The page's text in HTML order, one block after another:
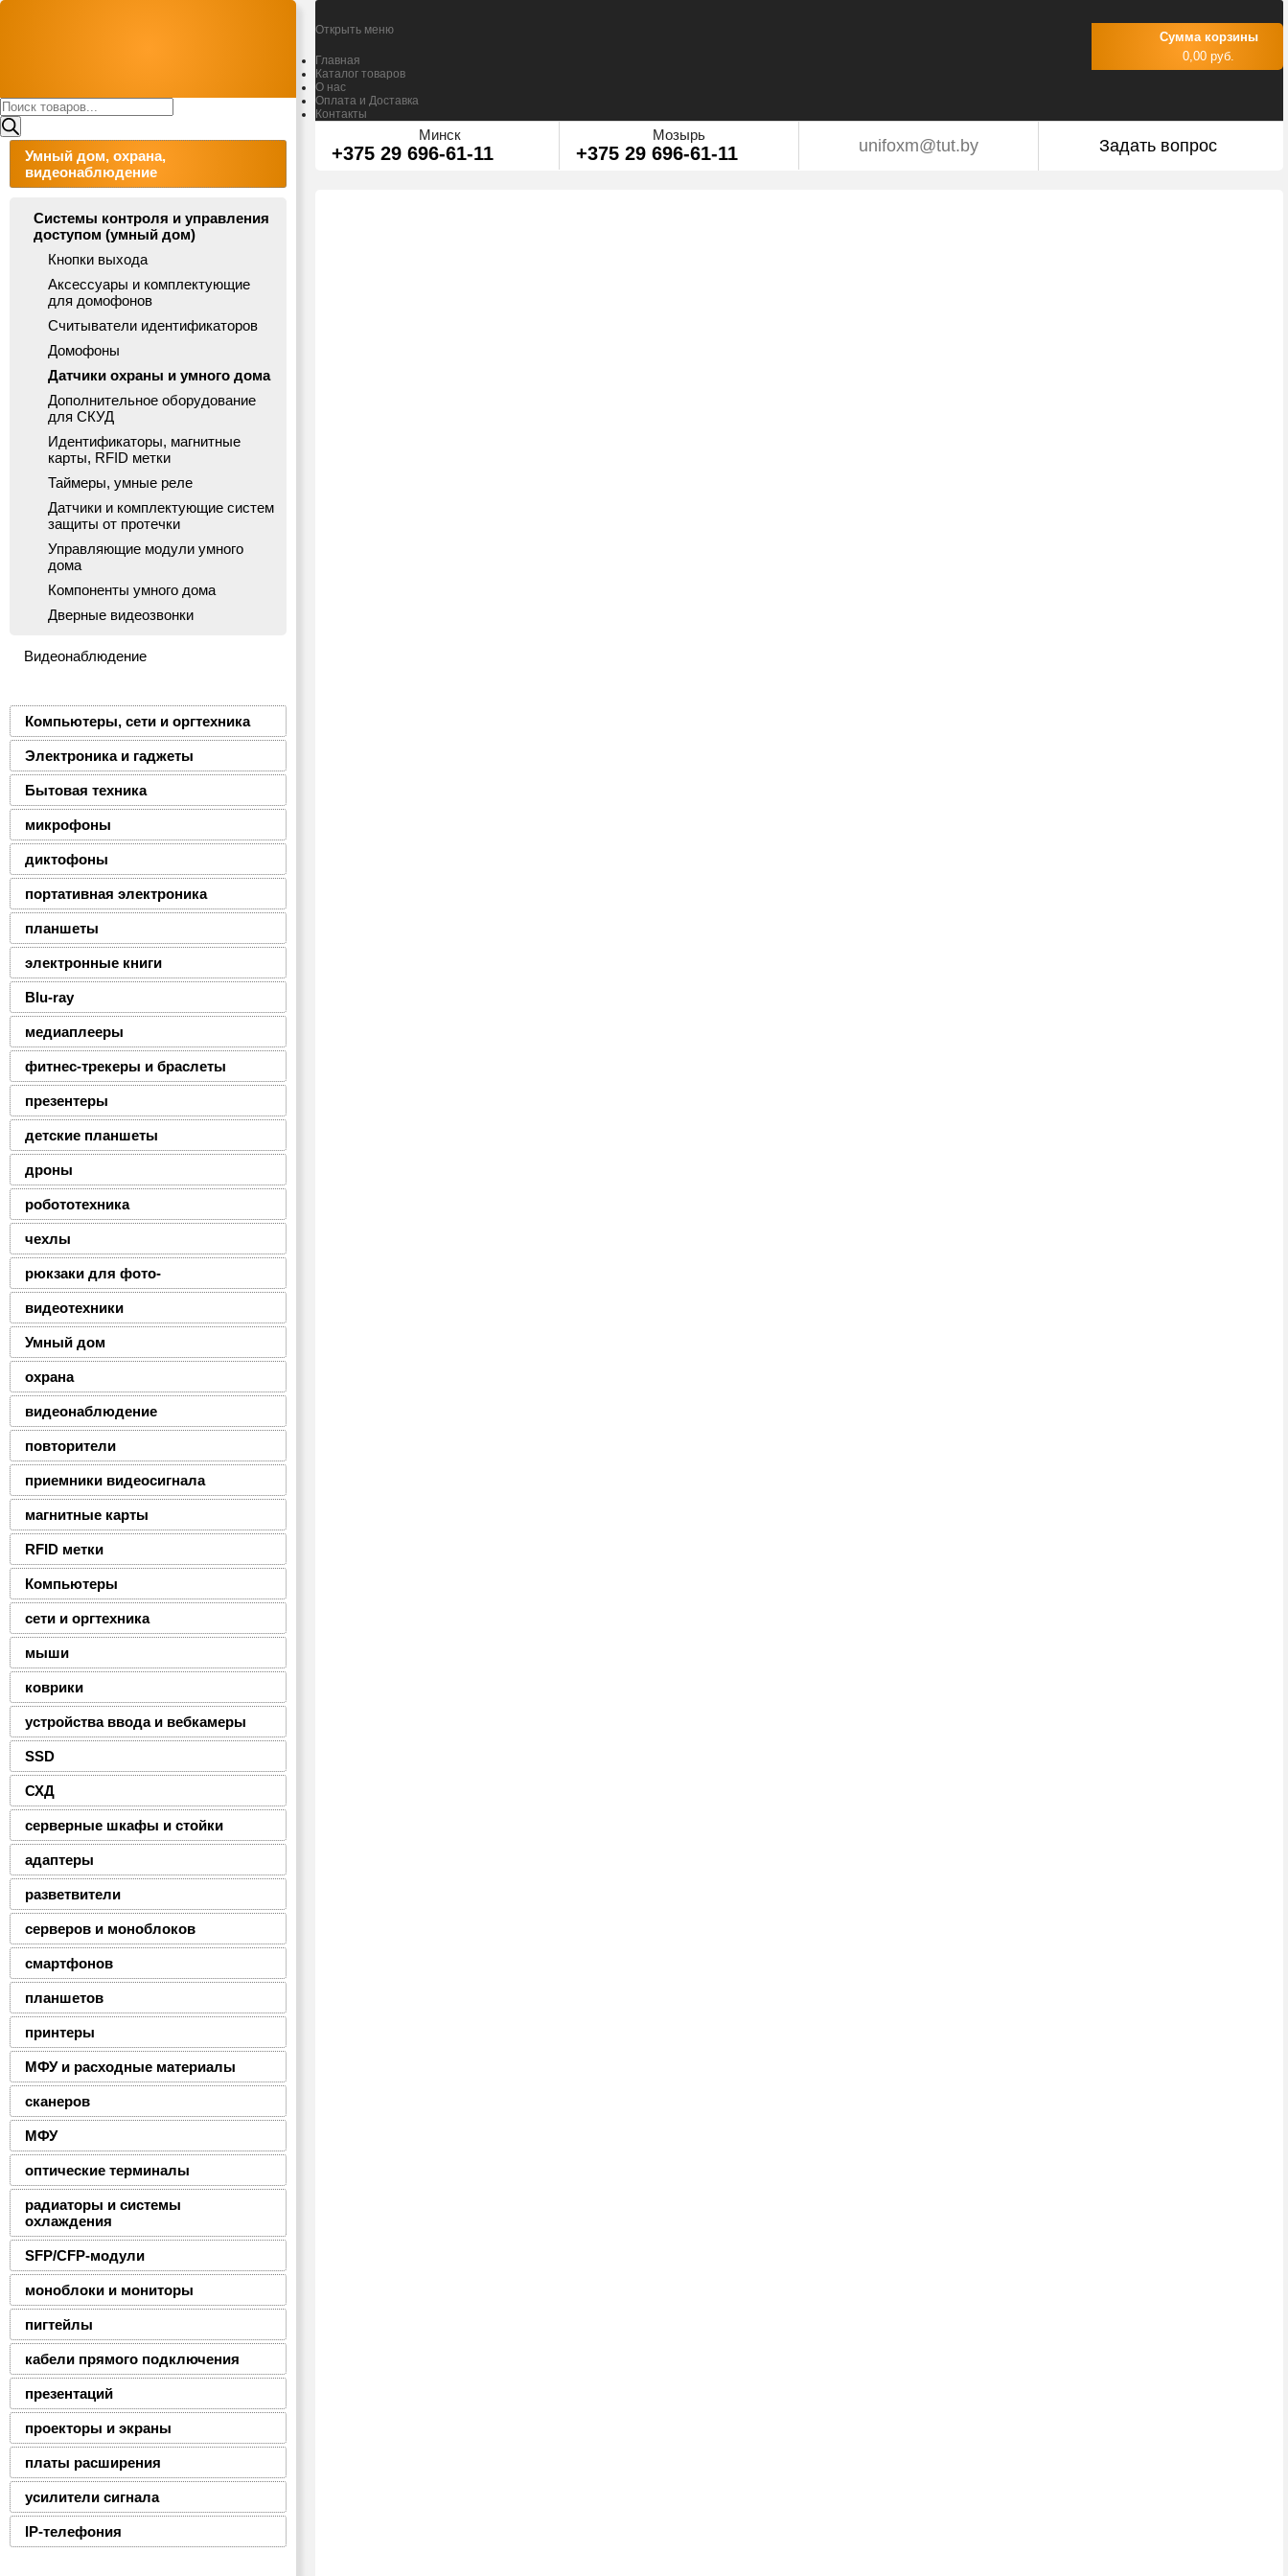
Поиск
товаров
Умный дом, охрана,
видеонаблюдение
Системы контроля и управления
доступом (умный дом)
Кнопки выхода
Аксессуары и комплектующие
для домофонов
Считыватели идентификаторов
Домофоны
Датчики охраны и умного дома
Дополнительное оборудование
для СКУД
Идентификаторы, магнитные
карты, RFID метки
Таймеры, умные реле
Датчики и комплектующие систем
защиты от протечки
Управляющие модули умного
дома
Компоненты умного дома
Дверные видеозвонки
Видеонаблюдение
Компьютеры, сети и оргтехника
Электроника и гаджеты
Бытовая техника
микрофоны
диктофоны
портативная электроника
планшеты
электронные книги
Blu-ray
медиаплееры
фитнес-трекеры и браслеты
презентеры
детские планшеты
дроны
робототехника
чехлы
рюкзаки для фото-
видеотехники
Умный дом
охрана
видеонаблюдение
повторители
приемники видеосигнала
магнитные карты
RFID метки
Компьютеры
сети и оргтехника
мыши
коврики
устройства ввода и вебкамеры
SSD
СХД
серверные шкафы и стойки
адаптеры
разветвители
серверов и моноблоков
смартфонов
планшетов
принтеры
МФУ и расходные материалы
сканеров
МФУ
оптические терминалы
радиаторы и системы
охлаждения
SFP/CFP-модули
моноблоки и мониторы
пигтейлы
кабели прямого подключения
презентаций
проекторы и экраны
платы расширения
усилители сигнала
IP-телефония
Открыть меню
Главная
Каталог товаров
О нас
Оплата и Доставка
Контакты
Сумма корзины
0,00 руб.
Минск
+375 29 696-61-11
Мозырь
+375 29 696-61-11 unifoxm@tut.by Задать вопрос